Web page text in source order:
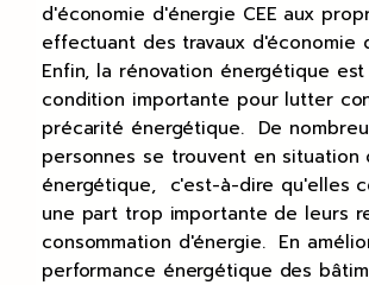
d'économie d'énergie CEE aux
effectuant des travaux d'économie
Enfin, la rénovation énergétique est
condition importante pour lutter
précarité énergétique. De
personnes se trouvent en situation
énergétique, c'est-à-dire qu'elles
une part trop importante de leurs
consommation d'énergie. En
performance énergétique des